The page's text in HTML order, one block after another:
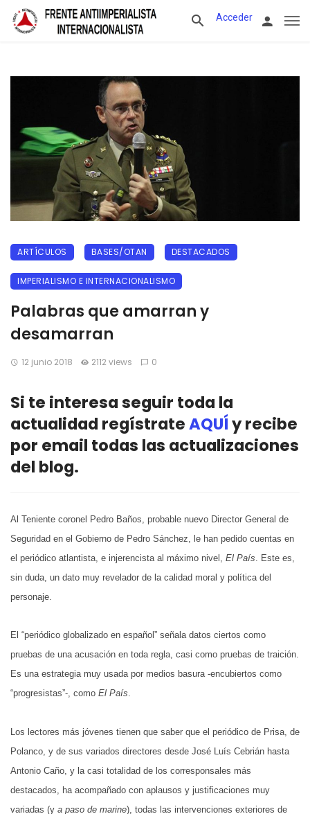
Acceder
ARTÍCULOS BASES/OTAN DESTACADOS
IMPERIALISMO E INTERNACIONALISMO
Palabras que amarran y
desamarran
12 junio 2018 2112 views 0
Si te interesa seguir toda la
actualidad regístrateAQUÍy recibe
por email todas las actualizaciones
del blog.
Al Teniente coronel Pedro Baños, probable nuevo Director General de
Seguridad en el Gobierno de Pedro Sánchez, le han pedido cuentas en
el periódico atlantista, e injerencista al máximo nivel, El País. Este es,
sin duda, un dato muy revelador de la calidad moral y política del
personaje.
El “periódico globalizado en español” señala datos ciertos como
pruebas de una acusación en toda regla, casi como pruebas de traición.
Es una estrategia muy usada por medios basura -encubiertos como
“progresistas”-, como El País.
Los lectores más jóvenes tienen que saber que el periódico de Prisa, de
Polanco, y de sus variados directores desde José Luís Cebrián hasta
Antonio Caño, y la casi totalidad de los corresponsales más
destacados, ha acompañado con aplausos y justificaciones muy
variadas (y a paso de marine), todas las intervenciones exteriores de